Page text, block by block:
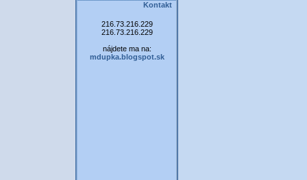
Kontakt
216.73.216.229
216.73.216.229
nájdete ma na:
mdupka.blogspot.sk